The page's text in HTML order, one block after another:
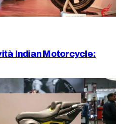
Indian Motorcycle: